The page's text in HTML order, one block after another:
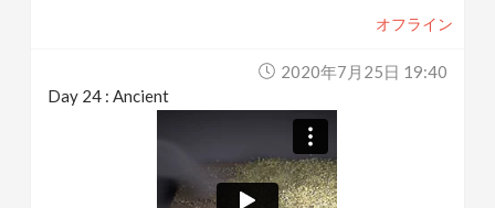
オフライン
2020年7月25日 19:40
Day 24 : Ancient